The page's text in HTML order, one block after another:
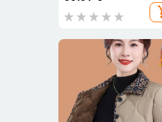
topla jakna za odrasle
model 2025